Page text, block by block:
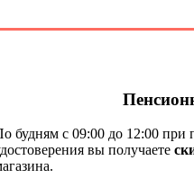
будням с 09:00 до 12:00 при
вы получаете